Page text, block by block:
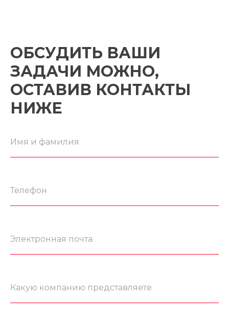
ОБСУДИТЬ ВАШИ
ЗАДАЧИ МОЖНО,
ОСТАВИВ КОНТАКТЫ
НИЖЕ